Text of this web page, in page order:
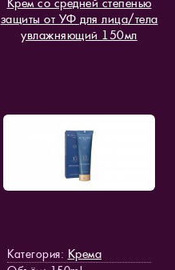
защиты от УФ для лица/тела
увлажняющий 150мл
Категория: Крема